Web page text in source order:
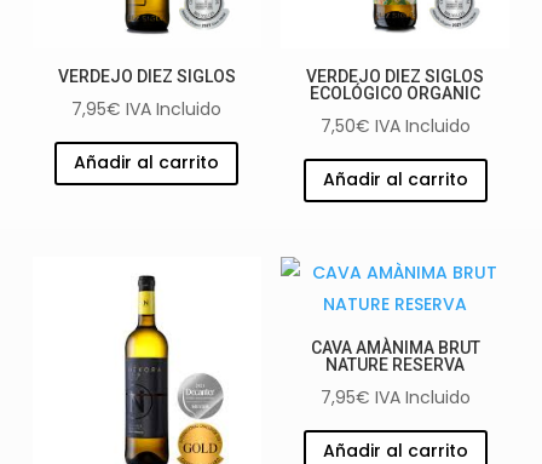
VERDEJO DIEZ SIGLOS
7,95€ IVA Incluido
Añadir al carrito
VERDEJO DIEZ SIGLOS
ECOLÓGICO ORGANIC
7,50€ IVA Incluido
Añadir al carrito
CAVA AMÀNIMA BRUT
NATURE RESERVA
7,95€ IVA Incluido
Añadir al carrito